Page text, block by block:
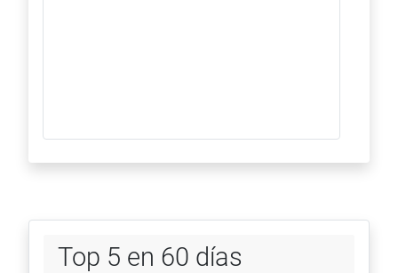
Top 5 en 60 días